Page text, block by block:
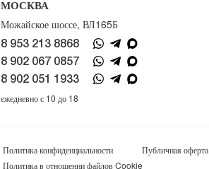
МОСКВА
Можайское шоссе, ВЛ165Б
8 953 213 8868
8 902 067 0857
8 902 051 1933
ежедневно с 10 до 18
Политика конфиденциальности Публичная оферта
Политика в отношении файлов Cookie